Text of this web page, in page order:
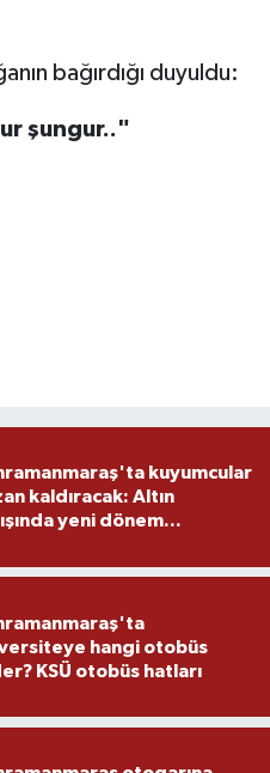
bağırdığı duyuldu:
şungur.."
kuyumcular
kaldıracak: Altın
yeni dönem...
hangi otobüs
KSÜ otobüs hatları